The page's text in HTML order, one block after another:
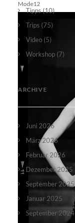
Mode12
Tipps(10)
Trips (75)
Video (5)
Workshop (7)
ARCHIVE
Juni 2026
März 2026
Februar 2026
Dezember 2025
September 2025
Januar 2025
September 2024